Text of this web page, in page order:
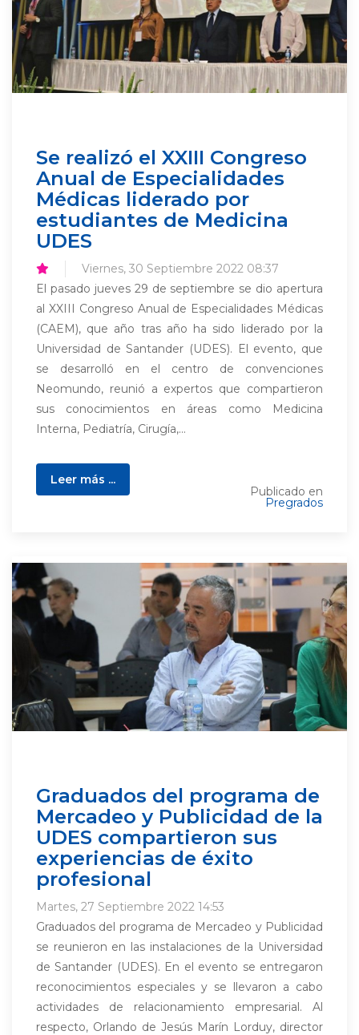
Se realizó el XXIII Congreso
Anual de Especialidades
Médicas liderado por
estudiantes de Medicina
UDES
Viernes, 30 Septiembre 2022 08:37
El pasado jueves 29 de septiembre se dio apertura
al XXIII Congreso Anual de Especialidades Médicas
(CAEM), que año tras año ha sido liderado por la
Universidad de Santander (UDES). El evento, que
se desarrolló en el centro de convenciones
Neomundo, reunió a expertos que compartieron
sus conocimientos en áreas como Medicina
Interna, Pediatría, Cirugía,...
Leer más ...
Publicado en
Pregrados
Graduados del programa de
Mercadeo y Publicidad de la
UDES compartieron sus
experiencias de éxito
profesional
Martes, 27 Septiembre 2022 14:53
Graduados del programa de Mercadeo y Publicidad
se reunieron en las instalaciones de la Universidad
de Santander (UDES). En el evento se entregaron
reconocimientos especiales y se llevaron a cabo
actividades de relacionamiento empresarial. Al
respecto, Orlando de Jesús Marín Lorduy, director